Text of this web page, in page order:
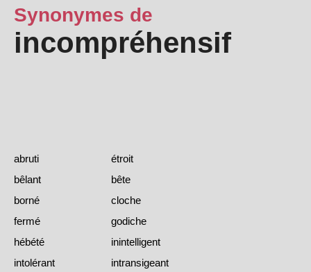
Synonymes de
incompréhensif
abruti
étroit
bêlant
bête
borné
cloche
fermé
godiche
hébété
inintelligent
intolérant
intransigeant